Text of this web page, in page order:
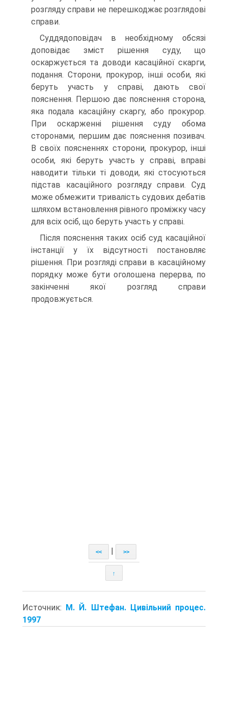
розгляду справи не перешкоджає розглядові
справи.
Суддядоповідач в необхідному обсязі
доповідає зміст рішення суду, що
оскаржується та доводи касаційної скарги,
подання. Сторони, прокурор, інші особи, які
беруть участь у справі, дають свої
пояснення. Першою дає пояснення сторона,
яка подала касаційну скаргу, або прокурор.
При оскарженні рішення суду обома
сторонами, першим дає пояснення позивач.
В своїх поясненнях сторони, прокурор, інші
особи, які беруть участь у справі, вправі
наводити тільки ті доводи, які стосуються
підстав касаційного розгляду справи. Суд
може обмежити тривалість судових дебатів
шляхом встановлення рівного проміжку часу
для всіх осіб, що беруть участь у справі.
Після пояснення таких осіб суд касаційної
інстанції у їх відсутності постановляє
рішення. При розгляді справи в касаційному
порядку може бути оголошена перерва, по
закінченні якої розгляд справи
продовжується.
<< >>
↑
Источник: М. Й. Штефан. Цивільний процес.
1997